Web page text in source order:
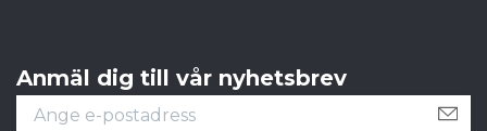
Anmäl dig till vår nyhetsbrev